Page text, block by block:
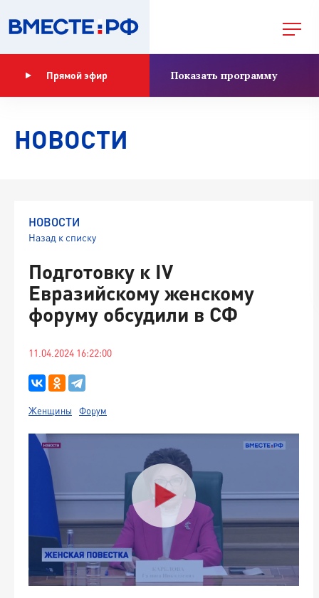
Прямой эфир Показать программу
НОВОСТИ
НОВОСТИ
Назад к списку
Подготовку к IV
Евразийскому женскому
форуму обсудили в СФ
11.04.2024 16:22:00
Женщины Форум